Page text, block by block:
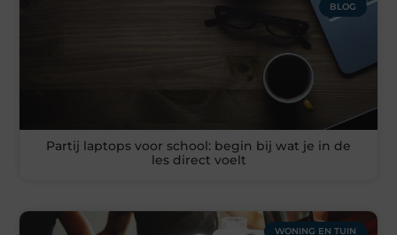
BLOG
Partij laptops voor school: begin bij wat je in de
les direct voelt
WONING EN TUIN